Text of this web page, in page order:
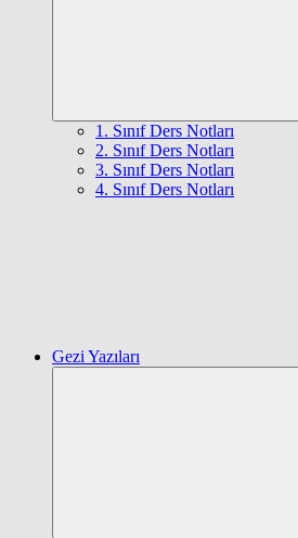
1. Sınıf Ders Notları
2. Sınıf Ders Notları
3. Sınıf Ders Notları
4. Sınıf Ders Notları
Gezi Yazıları